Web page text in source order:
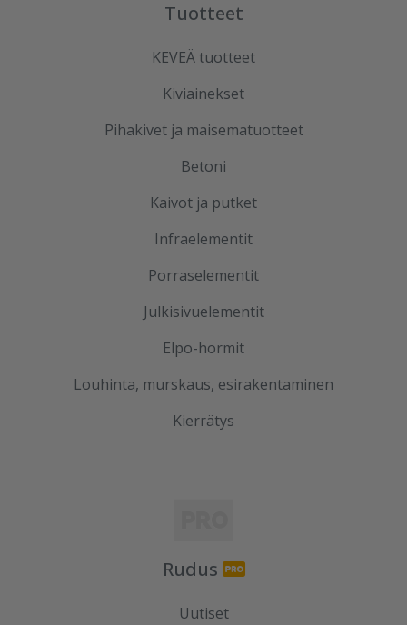
Tuotteet
KEVEÄ tuotteet
Kiviainekset
Pihakivet ja maisematuotteet
Betoni
Kaivot ja putket
Infraelementit
Porraselementit
Julkisivuelementit
Elpo-hormit
Louhinta, murskaus, esirakentaminen
Kierrätys
Rudus
Uutiset